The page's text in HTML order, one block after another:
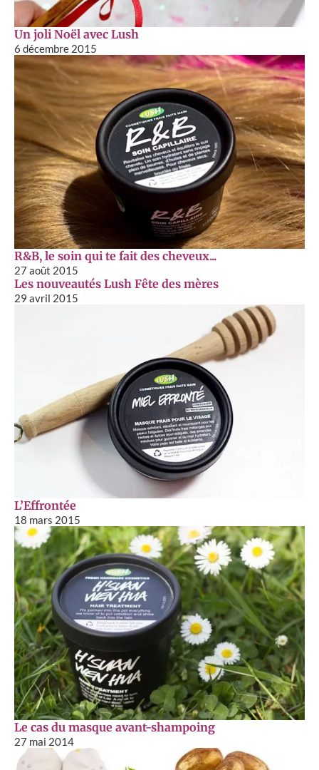
Un joli Noël avec Lush
6 décembre 2015
R&B, le soin qui te fait des cheveux...
27 août 2015
Les nouveautés Lush Fête des mères
29 avril 2015
L’Effrontée
18 mars 2015
Le cas du masque avant-shampoing
27 mai 2014